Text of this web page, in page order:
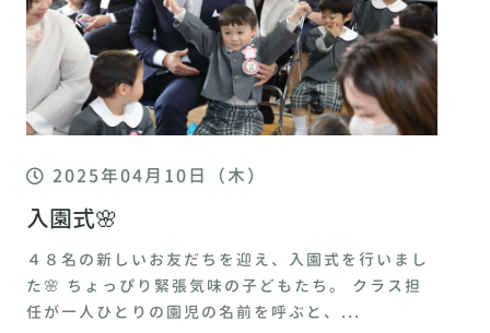
2025年04月10日（木）
入園式🌸
４８名の新しいお友だちを迎え、入園式を行いまし
た🌸 ちょっぴり緊張気味の子どもたち。 クラス担
任が一人ひとりの園児の名前を呼ぶと、...